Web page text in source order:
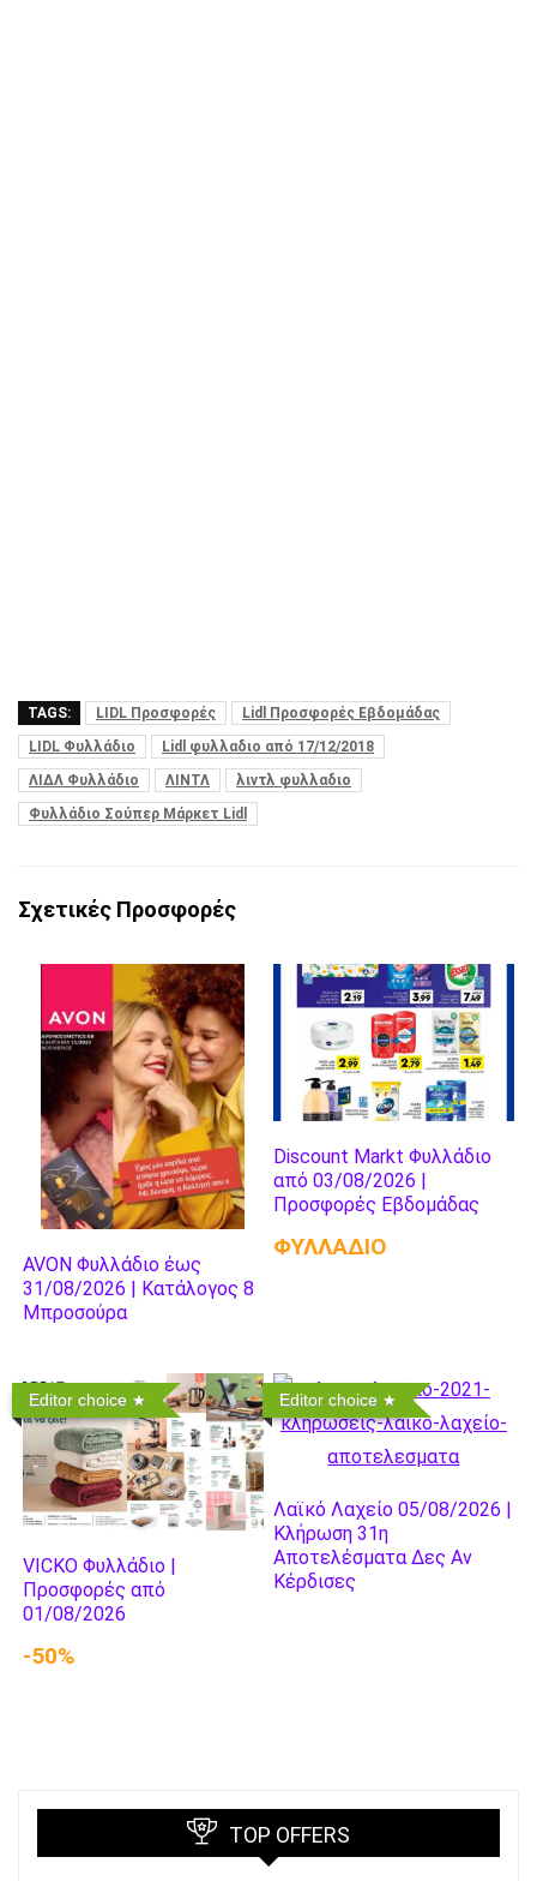
TAGS: LIDL Προσφορές
Lidl Προσφορές Εβδομάδας
LIDL Φυλλάδιο
Lidl φυλλαδιο από 17/12/2018
ΛΙΔΛ Φυλλάδιο
ΛΙΝΤΛ
λιντλ φυλλαδιο
Φυλλάδιο Σούπερ Μάρκετ Lidl
Σχετικές Προσφορές
AVON Φυλλάδιο έως
31/08/2026 | Κατάλογος 8
Μπροσούρα
Discount Markt Φυλλάδιο
από 03/08/2026 |
Προσφορές Εβδομάδας
ΦΥΛΛΑΔΙΟ
Editor choice
VICKO Φυλλάδιο |
Προσφορές από
01/08/2026
-50%
Editor choice
Λαϊκό Λαχείο 05/08/2026 |
Κλήρωση 31η
Αποτελέσματα Δες Αν
Κέρδισες
TOP OFFERS